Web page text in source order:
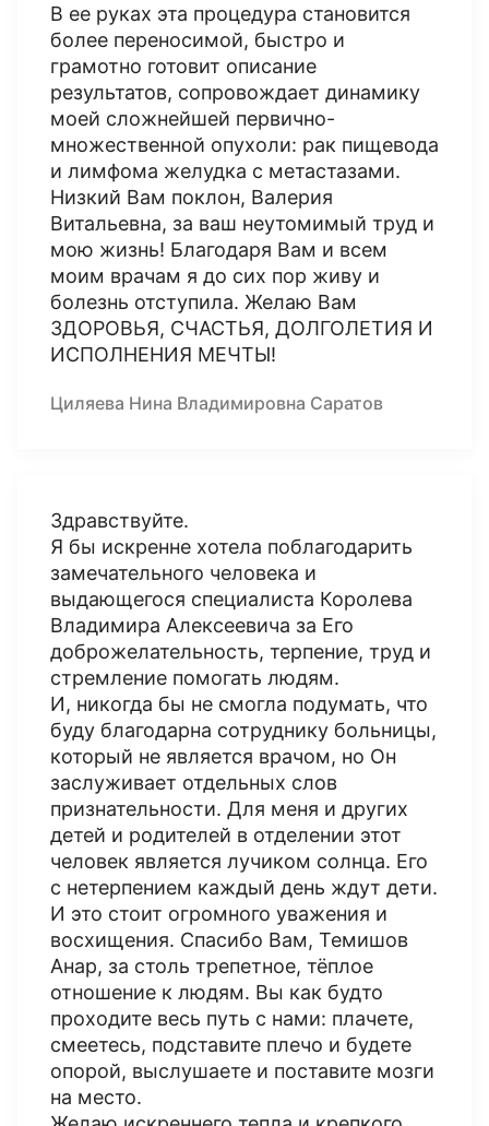
В ее руках эта процедура становится
более переносимой, быстро и
грамотно готовит описание
результатов, сопровождает динамику
моей сложнейшей первично-
множественной опухоли: рак пищевода
и лимфома желудка с метастазами.
Низкий Вам поклон, Валерия
Витальевна, за ваш неутомимый труд и
мою жизнь! Благодаря Вам и всем
моим врачам я до сих пор живу и
болезнь отступила. Желаю Вам
ЗДОРОВЬЯ, СЧАСТЬЯ, ДОЛГОЛЕТИЯ И
ИСПОЛНЕНИЯ МЕЧТЫ!
Циляева Нина Владимировна Саратов
Здравствуйте.
Я бы искренне хотела поблагодарить
замечательного человека и
выдающегося специалиста Королева
Владимира Алексеевича за Его
доброжелательность, терпение, труд и
стремление помогать людям.
И, никогда бы не смогла подумать, что
буду благодарна сотруднику больницы,
который не является врачом, но Он
заслуживает отдельных слов
признательности. Для меня и других
детей и родителей в отделении этот
человек является лучиком солнца. Его
с нетерпением каждый день ждут дети.
И это стоит огромного уважения и
восхищения. Спасибо Вам, Темишов
Анар, за столь трепетное, тёплое
отношение к людям. Вы как будто
проходите весь путь с нами: плачете,
смеетесь, подставите плечо и будете
опорой, выслушаете и поставите мозги
на место.